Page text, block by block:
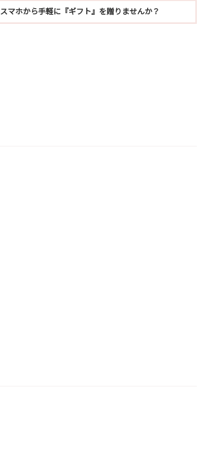
スマホから手軽に『ギフト』を贈りませんか？